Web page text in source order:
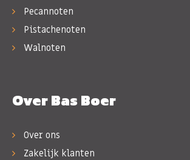
Pecannoten
Pistachenoten
Walnoten
Over Bas Boer
Over ons
Zakelijk klanten